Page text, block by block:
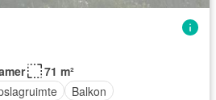
71 m²
Balkon